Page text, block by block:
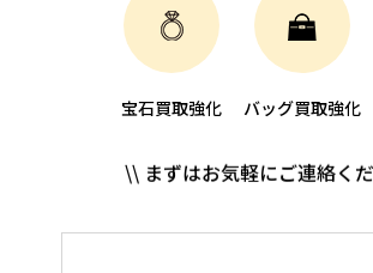
宝石買取強化 バッグ買取強化